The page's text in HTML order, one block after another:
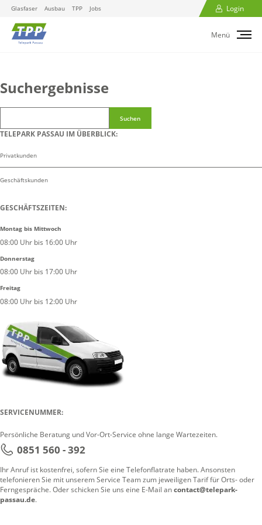
Glasfaser Ausbau TPP Jobs Login
Menü
Suchergebnisse
Suchen
TELEPARK PASSAU IM ÜBERBLICK:
Privatkunden
Geschäftskunden
GESCHÄFTSZEITEN:
Montag bis Mittwoch
08:00 Uhr bis 16:00 Uhr
Donnerstag
08:00 Uhr bis 17:00 Uhr
Freitag
08:00 Uhr bis 12:00 Uhr
SERVICENUMMER:
Persönliche Beratung und Vor-Ort-Service ohne lange Wartezeiten.
0851 560 - 392
Ihr Anruf ist kostenfrei, sofern Sie eine Telefonflatrate haben. Ansonsten
telefonieren Sie mit unserem Service Team zum jeweiligen Tarif für Orts- oder
Ferngespräche. Oder schicken Sie uns eine E-Mail ancontact@telepark-
passau.de.